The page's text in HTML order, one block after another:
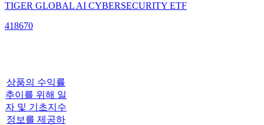
TIGER GLOBAL AI CYBERSECURITY ETF
418670
상품의 수익률
추이를 위해 일
자 및 기초지수
정보를 제공하